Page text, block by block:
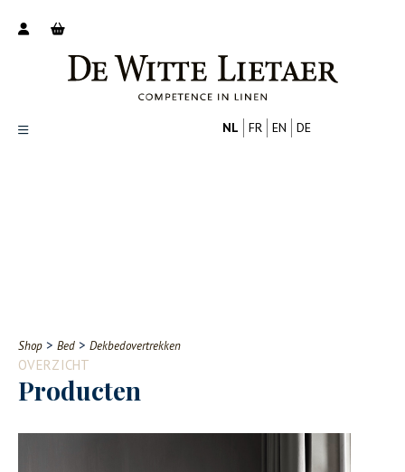
Contact
NL FR EN DE
Shop > Bed > Dekbedovertrekken
OVERZICHT
Producten